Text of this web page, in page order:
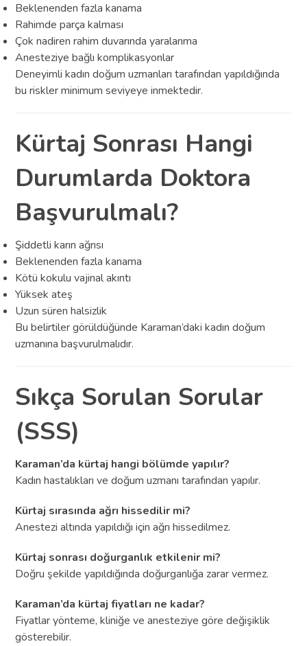
Beklenenden fazla kanama
Rahimde parça kalması
Çok nadiren rahim duvarında yaralanma
Anesteziye bağlı komplikasyonlar
Deneyimli kadın doğum uzmanları tarafından yapıldığında
bu riskler minimum seviyeye inmektedir.
Kürtaj Sonrası Hangi
Durumlarda Doktora
Başvurulmalı?
Şiddetli karın ağrısı
Beklenenden fazla kanama
Kötü kokulu vajinal akıntı
Yüksek ateş
Uzun süren halsizlik
Bu belirtiler görüldüğünde Karaman’daki kadın doğum
uzmanına başvurulmalıdır.
Sıkça Sorulan Sorular
(SSS)
Karaman’da kürtaj hangi bölümde yapılır?
Kadın hastalıkları ve doğum uzmanı tarafından yapılır.
Kürtaj sırasında ağrı hissedilir mi?
Anestezi altında yapıldığı için ağrı hissedilmez.
Kürtaj sonrası doğurganlık etkilenir mi?
Doğru şekilde yapıldığında doğurganlığa zarar vermez.
Karaman’da kürtaj fiyatları ne kadar?
Fiyatlar yönteme, kliniğe ve anesteziye göre değişiklik
gösterebilir.